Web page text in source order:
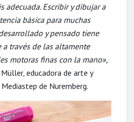
adecuada. Escribir y dibujar a
básica para muchas
y pensado tiene
través de las altamente
motoras finas con la mano»,
educadora de arte y
de Nuremberg.